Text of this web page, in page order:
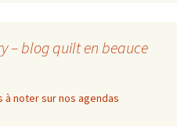
– blog quilt en beauce
noter sur nos agendas